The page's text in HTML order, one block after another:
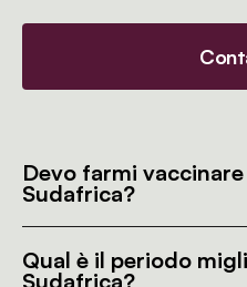
Devo farmi
Sudafrica?
Qual è il periodo
Sudafrica?